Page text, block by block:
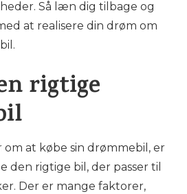
Så læn dig tilbage og
at realisere din drøm om
rigtige
at købe sin drømmebil, er
rigtige bil, der passer til
Der er mange faktorer,